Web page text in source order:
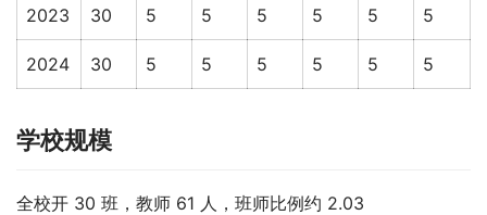
2023 30 5 5 5 5 5 5
2024 30 5 5 5 5 5 5
学校规模
全校开 30 班，教师 61 人，班师比例约 2.03